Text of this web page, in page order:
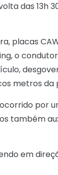
das 13h
placas
o
metros da
por
também
em